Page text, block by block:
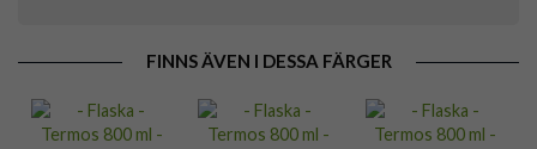
FINNS ÄVEN I DESSA FÄRGER